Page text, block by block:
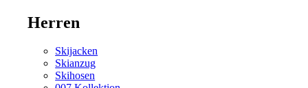
Herren
Skijacken
Skianzug
Skihosen